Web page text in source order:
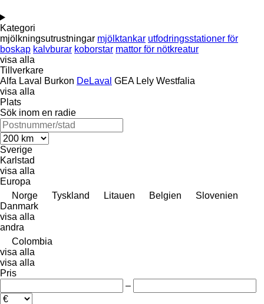
Kategori
mjölkningsutrustningar mjölktankar utfodringsstationer för
boskap kalvburar koborstar mattor för nötkreatur
visa alla
Tillverkare
Alfa Laval
Burkon DeLaval GEA Lely Westfalia
visa alla
Plats
Sök inom en radie
Sverige
Karlstad
visa alla
Europa
Norge
Tyskland Litauen Belgien
Slovenien
Danmark
visa alla
andra
Colombia
visa alla
visa alla
Pris
–